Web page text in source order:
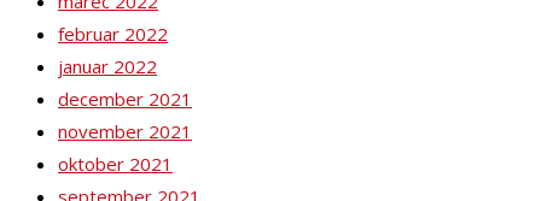
februar 2022
januar 2022
december 2021
november 2021
oktober 2021